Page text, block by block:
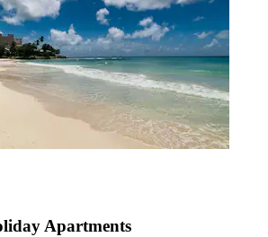
Apartments